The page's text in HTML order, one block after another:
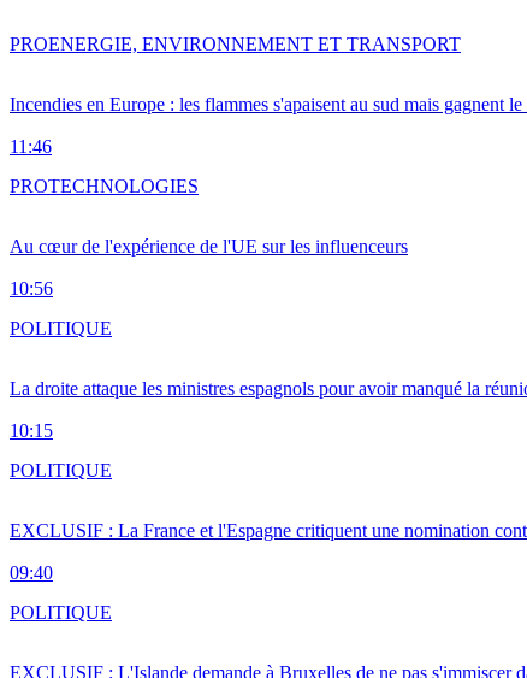
Incendies en Europe : les flammes s'apaisent au sud mais gagnent
11:46
PROENERGIE, ENVIRONNEMENT ET TRANSPORT
Au cœur de l'expérience de l'UE sur les influenceurs
10:56
PROTECHNOLOGIES
La droite attaque les ministres espagnols pour avoir manqué la
10:15
POLITIQUE
EXCLUSIF : La France et l'Espagne critiquent une nomination
09:40
POLITIQUE
EXCLUSIF : L'Islande demande à Bruxelles de ne pas s'immiscer
POLITIQUE